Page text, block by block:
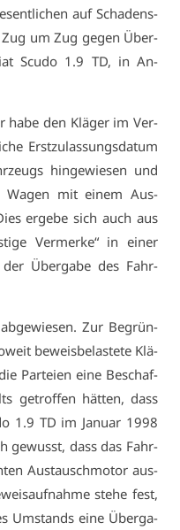
auf Scha­dens­
Zug um Zug ge­gen Über­
Scu­do 1.9 TD, in An­
ha­be den Klä­ger im Ver­
Erst­zu­las­sungs­da­tum
hin­ge­wie­sen und
Wa­gen mit ei­nem Aus­
er­ge­be sich auch aus
Ver­mer­ke“ in ei­ner
Über­ga­be des Fahr­
Zur Be­grün­
be­weis­be­las­te­te Klä­
Par­tei­en ei­ne Be­schaf­
ge­trof­fen hät­ten, dass
1.9 TD im Ja­nu­ar 1998
ge­wusst, dass das Fahr­
Aus­tausch­mo­tor aus­
ste­he fest,
Um­stands ei­ne Über­ga­